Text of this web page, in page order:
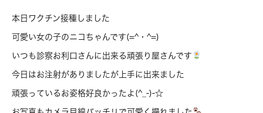
本日ワクチン接種しました
可愛い女の子のニコちゃんです(=^・^=)
いつも診察お利口さんに出来る頑張り屋さんです
今日はお注射がありましたが上手に出来ました
頑張っているお姿格好良かったよ(^_-)-☆